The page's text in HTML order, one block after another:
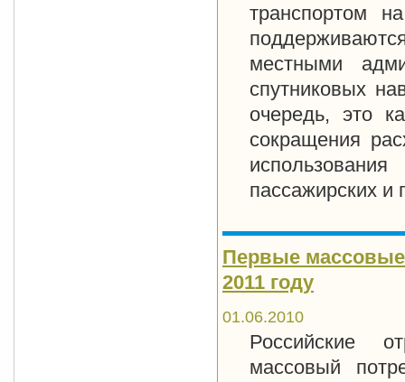
транспортом
местными
спутниковых
очередь, это
сокращения
пассажирских и
Первые
2011 году
01.06.2010
Российские
массовый